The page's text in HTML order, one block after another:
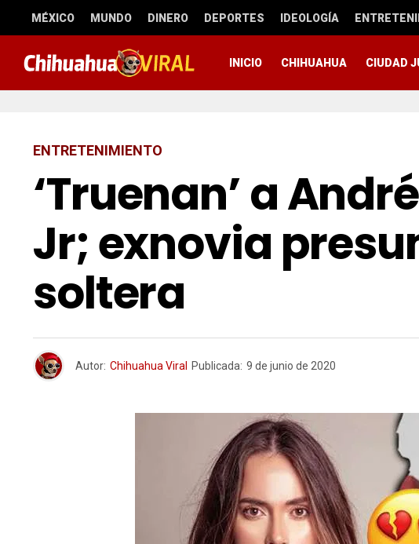
MÉXICO MUNDO DINERO DEPORTES IDEOLOGÍA
INICIO CHIHUAHUA CIUDAD
ENTRETENIMIENTO
‘Truenan’ a
Jr; exnovia
soltera
Autor: Chihuahua Viral Publicada: 9 de junio de 2020